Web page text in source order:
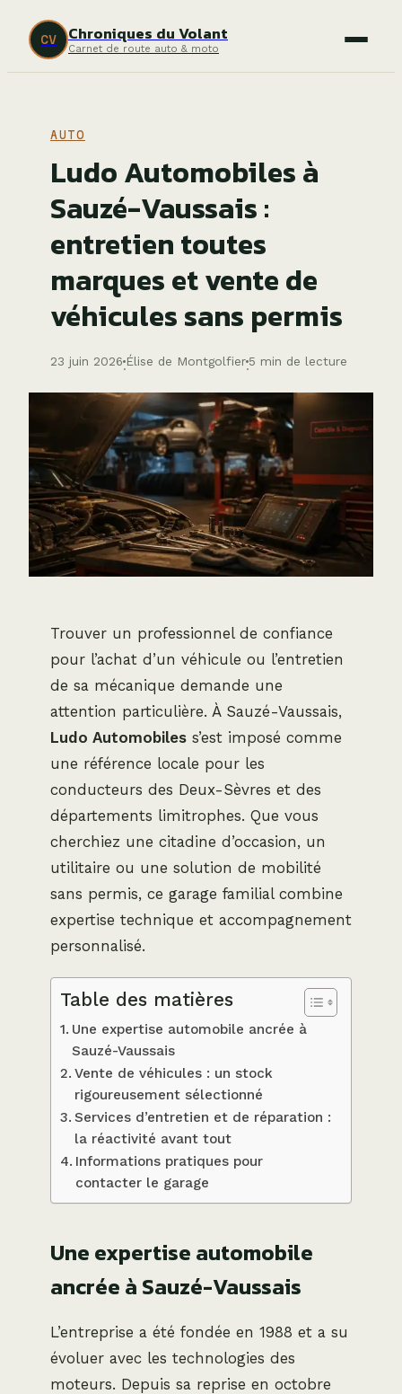
CV Chroniques du Volant
Carnet de route auto & moto
AUTO
Ludo Automobiles à
Sauzé-Vaussais :
entretien toutes
marques et vente de
véhicules sans permis
23 juin 2026
·
Élise de Montgolfier
·
5 min de lecture
Trouver un professionnel de confiance
pour l’achat d’un véhicule ou l’entretien
de sa mécanique demande une
attention particulière. À Sauzé-Vaussais,
Ludo Automobiles s’est imposé comme
une référence locale pour les
conducteurs des Deux-Sèvres et des
départements limitrophes. Que vous
cherchiez une citadine d’occasion, un
utilitaire ou une solution de mobilité
sans permis, ce garage familial combine
expertise technique et accompagnement
personnalisé.
Table des matières
Une expertise automobile ancrée à
Sauzé-Vaussais
Vente de véhicules : un stock
rigoureusement sélectionné
Services d’entretien et de réparation :
la réactivité avant tout
Informations pratiques pour
contacter le garage
Une expertise automobile
ancrée à Sauzé-Vaussais
L’entreprise a été fondée en 1988 et a su
évoluer avec les technologies des
moteurs. Depuis sa reprise en octobre